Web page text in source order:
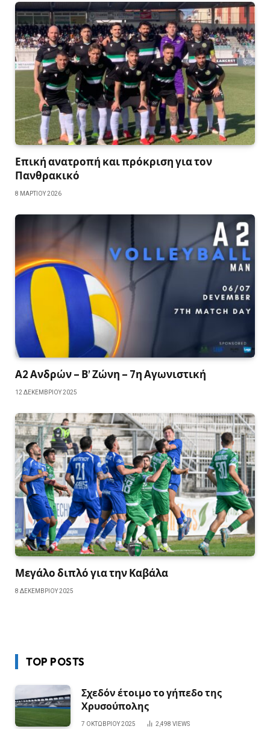
Επική ανατροπή και πρόκριση για τον
Πανθρακικό
8 ΜΑΡΤΊΟΥ 2026
Α2 Ανδρών – Β’ Ζώνη – 7η Αγωνιστική
12 ΔΕΚΕΜΒΡΊΟΥ 2025
Μεγάλο διπλό για την Καβάλα
8 ΔΕΚΕΜΒΡΊΟΥ 2025
TOP POSTS
Σχεδόν έτοιμο το γήπεδο της
Χρυσούπολης
7 ΟΚΤΩΒΡΊΟΥ 2025 2,498 VIEWS